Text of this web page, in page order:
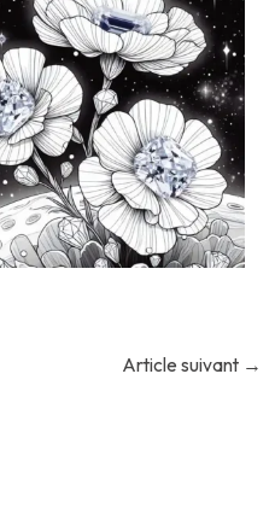
Article suivant →